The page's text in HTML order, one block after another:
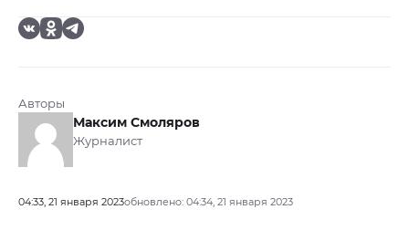
Авторы
Максим Смоляров
Журналист
04:33, 21 января 2023обновлено: 04:34, 21 января 2023